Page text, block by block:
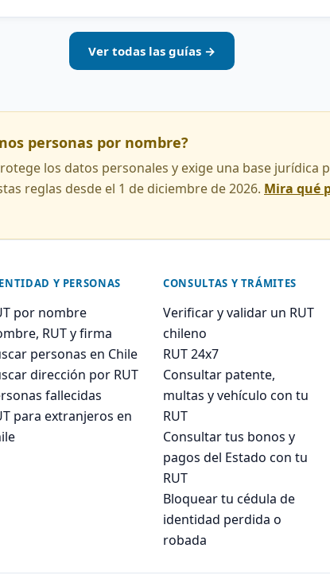
Ver todas las guías →
personas por nombre?
los datos personales y exige una base jurídica
reglas desde el 1 de diciembre de 2026. Mira qué
Y PERSONAS
por nombre
RUT y firma
personas en Chile
dirección por RUT
fallecidas
para extranjeros en
CONSULTAS Y TRÁMITES
Verificar y validar un RUT
chileno
RUT 24x7
Consultar patente,
multas y vehículo con tu
RUT
Consultar tus bonos y
pagos del Estado con tu
RUT
Bloquear tu cédula de
identidad perdida o
robada